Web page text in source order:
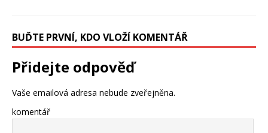
BUĎTE PRVNÍ, KDO VLOŽÍ KOMENTÁŘ
Přidejte odpověď
Vaše emailová adresa nebude zveřejněna.
komentář